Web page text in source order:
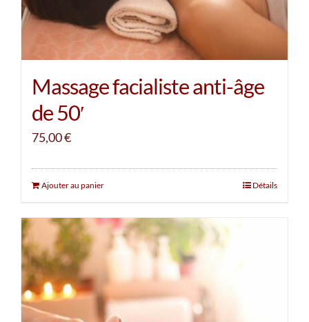
Massage facialiste anti-âge
de 50′
75,00€
Ajouter au panier Détails